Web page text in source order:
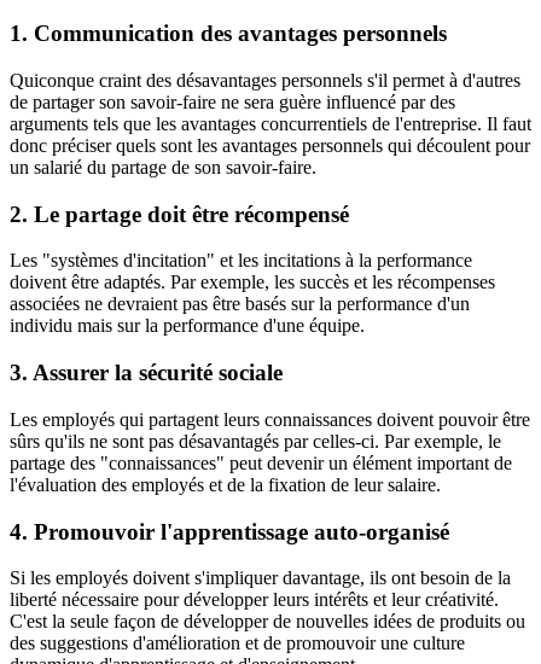
1. Communication des avantages personnels
Quiconque craint des désavantages personnels s'il permet à d'autres
de partager son savoir-faire ne sera guère influencé par des
arguments tels que les avantages concurrentiels de l'entreprise. Il faut
donc préciser quels sont les avantages personnels qui découlent pour
un salarié du partage de son savoir-faire.
2. Le partage doit être récompensé
Les "systèmes d'incitation" et les incitations à la performance
doivent être adaptés. Par exemple, les succès et les récompenses
associées ne devraient pas être basés sur la performance d'un
individu mais sur la performance d'une équipe.
3. Assurer la sécurité sociale
Les employés qui partagent leurs connaissances doivent pouvoir être
sûrs qu'ils ne sont pas désavantagés par celles-ci. Par exemple, le
partage des "connaissances" peut devenir un élément important de
l'évaluation des employés et de la fixation de leur salaire.
4. Promouvoir l'apprentissage auto-organisé
Si les employés doivent s'impliquer davantage, ils ont besoin de la
liberté nécessaire pour développer leurs intérêts et leur créativité.
C'est la seule façon de développer de nouvelles idées de produits ou
des suggestions d'amélioration et de promouvoir une culture